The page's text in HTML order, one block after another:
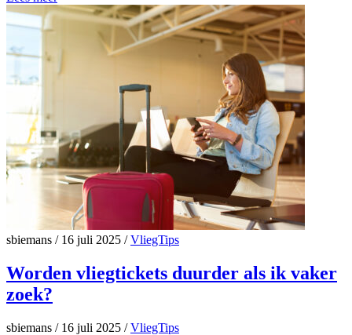
sbiemans /16 juli 2025 / VliegTips
Worden vliegtickets duurder als ik vaker
zoek?
sbiemans /16 juli 2025 / VliegTips